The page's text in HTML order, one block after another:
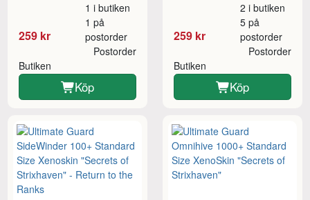
259 kr
1 i butiken
1 på
postorder
Butiken
Postorder
Köp
259 kr
2 i butiken
5 på
postorder
Butiken
Postorder
Köp